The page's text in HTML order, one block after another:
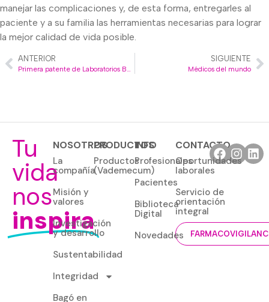
manejar las complicaciones y, de esta forma, entregarles al
paciente y a su familia las herramientas necesarias para lograr
la mejor calidad de vida posible.
ANTERIOR
Primera patente de Laboratorios Bagó en China
SIGUIENTE
Médicos del mundo
Tu
vida
nos
inspira
NOSOTROS
La
compañía
Misión y
valores
Investigación
y desarrollo
Sustentabilidad
Integridad
Bagó en
PRODUCTOS
Productos
(Vademecum)
INFO
Profesionales
Pacientes
Biblioteca
Digital
Novedades
CONTACTO
Oportunidades
laborales
Servicio de
orientación
integral